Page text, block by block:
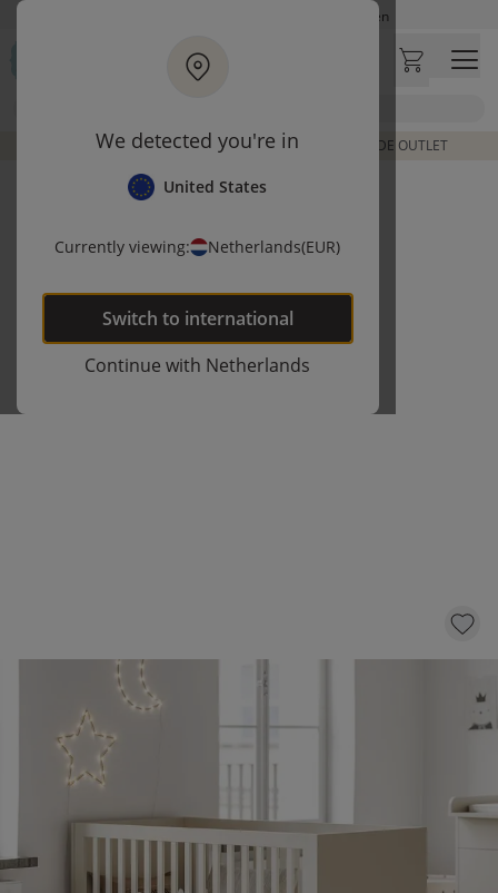
We detected you're in
United States
Currently viewing: Netherlands(EUR)
Switch to international
Continue with Netherlands
Ga naar hoofdinhoudOp werkdagen besteld, zelfde dag verzonden
Let op: vertraging bij PostNL. Levering duurt mogelijk langer
Bezoek onze concept store
DE LAATSTE ITEMS UIT VORIGE COLLECTIES | SHOP DE OUTLET
MEEGROEIBED «SOIE» | 140 X 70 CM |
OATMEAL
399,95
KLIK EN BESTEL